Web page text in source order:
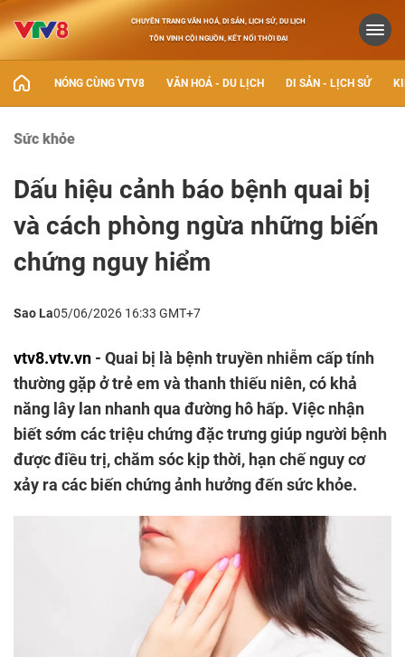
CHUYÊN TRANG VĂN HOÁ, DI SẢN, LỊCH SỬ, DU LỊCH
TÔN VINH CỘI NGUỒN, KẾT NỐI THỜI ĐẠI
NÓNG CÙNG VTV8 VĂN HOÁ - DU LỊCH DI SẢN - LỊCH SỬ
Sức khỏe
Dấu hiệu cảnh báo bệnh quai bị
và cách phòng ngừa những biến
chứng nguy hiểm
Sao La05/06/2026 16:33 GMT+7
vtv8.vtv.vn - Quai bị là bệnh truyền nhiễm cấp tính
thường gặp ở trẻ em và thanh thiếu niên, có khả
năng lây lan nhanh qua đường hô hấp. Việc nhận
biết sớm các triệu chứng đặc trưng giúp người bệnh
được điều trị, chăm sóc kịp thời, hạn chế nguy cơ
xảy ra các biến chứng ảnh hưởng đến sức khỏe.